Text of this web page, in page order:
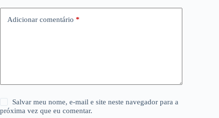
Adicionar comentário *
Salvar meu nome, e-mail e site neste navegador para a
próxima vez que eu comentar.